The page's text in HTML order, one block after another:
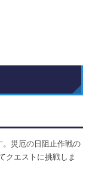
。災厄の日阻止作戦の
クエストに挑戦しま